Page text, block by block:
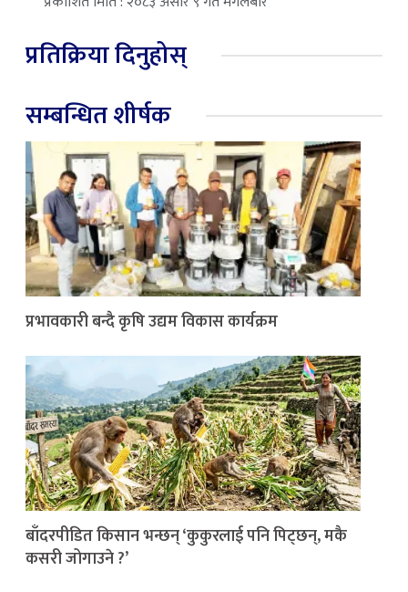
प्रतिक्रिया दिनुहोस्
सम्बन्धित शीर्षक
प्रभावकारी बन्दै कृषि उद्यम विकास कार्यक्रम
बाँदरपीडित किसान भन्छन् ‘कुकुरलाई पनि पिट्छन्, मकै
कसरी जोगाउने ?’